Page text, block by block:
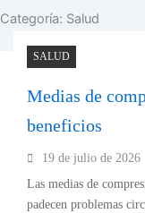
Categoría: Salud
SALUD
Medias de
beneficios
19 de julio de 2026
Las medias de
padecen problemas